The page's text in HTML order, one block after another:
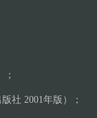
社 2001年版）；